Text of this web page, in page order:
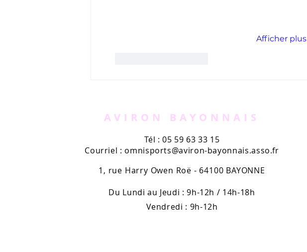
Afficher plus
AVIRON BAYONNAIS
Tél : 05 59 63 33 15
Courriel : omnisports@aviron-bayonnais.asso.fr
1, rue Harry Owen Roë - 64100 BAYONNE
Du Lundi au Jeudi : 9h-12h / 14h-18h
Vendredi : 9h-12h